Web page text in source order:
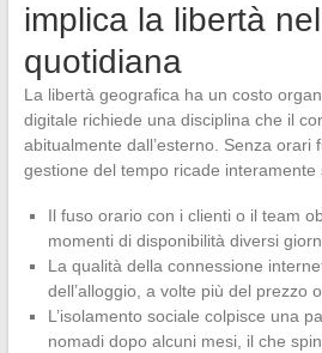
implica la libertà
quotidiana
La libertà geografica ha un costo
digitale richiede una disciplina che il
abitualmente dall’esterno. Senza orari
gestione del tempo ricade interamente
Il fuso orario con i clienti o il team
momenti di disponibilità diversi
La qualità della connessione
dell’alloggio, a volte più del prezzo
L’isolamento sociale colpisce una
nomadi dopo alcuni mesi, il che